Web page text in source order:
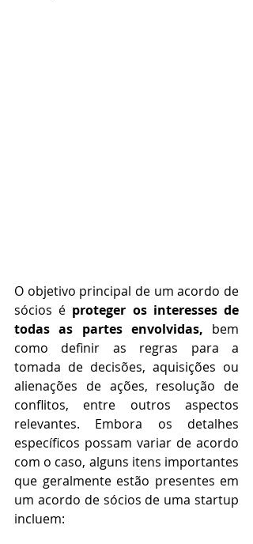
O objetivo principal de um acordo de
sócios é proteger os interesses de
todas as partes envolvidas, bem
como definir as regras para a
tomada de decisões, aquisições ou
alienações de ações, resolução de
conflitos, entre outros aspectos
relevantes. Embora os detalhes
específicos possam variar de acordo
com o caso, alguns itens importantes
que geralmente estão presentes em
um acordo de sócios de uma startup
incluem: